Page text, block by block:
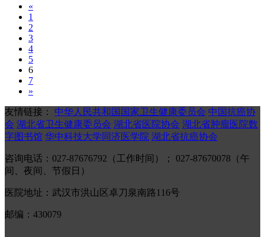
«
1
2
3
4
5
6
7
»
友情链接： 中华人民共和国国家卫生健康委员会 中国抗癌协
会 湖北省卫生健康委员会 湖北省医院协会 湖北省肿瘤医院数
字图书馆 华中科技大学同济医学院 湖北省抗癌协会
咨询电话：027-87676792（工作时间）； 027-87670078（午
间、夜间、节假日）
医院地址：武汉市洪山区卓刀泉南路116号
邮编：430079